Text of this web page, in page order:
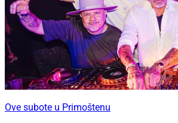
Ove subote u Primoštenu